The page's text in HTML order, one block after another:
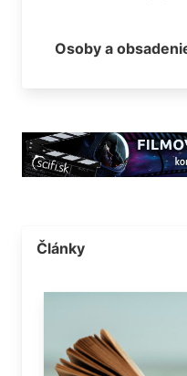
Osoby a
Články